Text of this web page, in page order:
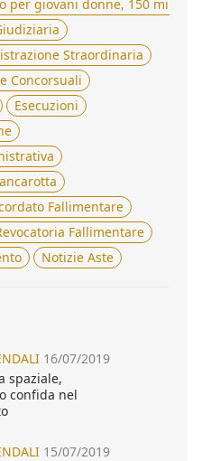
per giovani donne, 150
Straordinaria
Concorsuali
Esecuzioni
Fallimentare
Fallimentare
Notizie Aste
16/07/2019
spaziale,
confida nel
15/07/2019